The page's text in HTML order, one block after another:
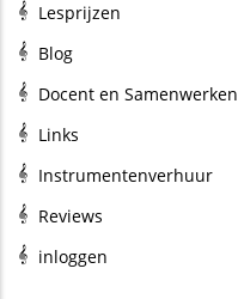
Lesprijzen
Blog
Docent en Samenwerken
Links
Instrumentenverhuur
Reviews
inloggen